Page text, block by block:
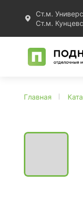
Ст.м.
Ст.м.
Главная